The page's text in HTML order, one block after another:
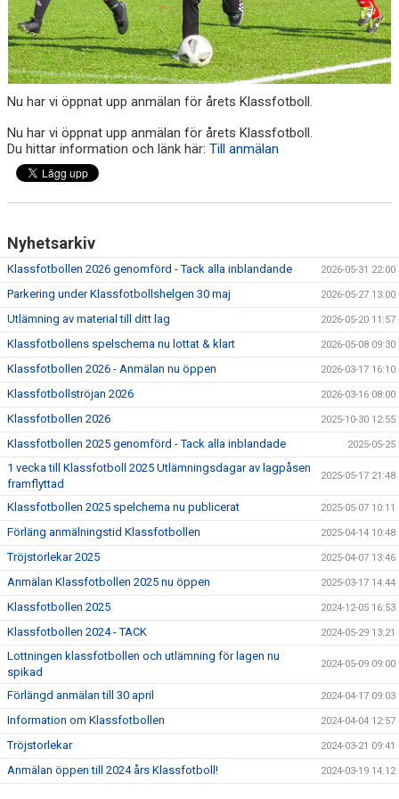
Nu har vi öppnat upp anmälan för årets Klassfotboll.
Nu har vi öppnat upp anmälan för årets Klassfotboll.
Du hittar information och länk här: Till anmälan
Nyhetsarkiv
Klassfotbollen 2026 genomförd - Tack alla inblandande 2026-05-31 22:00
Parkering under Klassfotbollshelgen 30 maj 2026-05-27 13:00
Utlämning av material till ditt lag 2026-05-20 11:57
Klassfotbollens spelschema nu lottat & klart 2026-05-08 09:30
Klassfotbollen 2026 - Anmälan nu öppen 2026-03-17 16:10
Klassfotbollströjan 2026 2026-03-16 08:00
Klassfotbollen 2026 2025-10-30 12:55
Klassfotbollen 2025 genomförd - Tack alla inblandade 2025-05-25
1 vecka till Klassfotboll 2025 Utlämningsdagar av lagpåsen
framflyttad
2025-05-17 21:48
Klassfotbollen 2025 spelchema nu publicerat 2025-05-07 10:11
Förläng anmälningstid Klassfotbollen 2025-04-14 10:48
Tröjstorlekar 2025 2025-04-07 13:46
Anmälan Klassfotbollen 2025 nu öppen 2025-03-17 14:44
Klassfotbollen 2025 2024-12-05 16:53
Klassfotbollen 2024 - TACK 2024-05-29 13:21
Lottningen klassfotbollen och utlämning för lagen nu
spikad
2024-05-09 09:00
Förlängd anmälan till 30 april 2024-04-17 09:03
Information om Klassfotbollen 2024-04-04 12:57
Tröjstorlekar 2024-03-21 09:41
Anmälan öppen till 2024 års Klassfotboll! 2024-03-19 14:12